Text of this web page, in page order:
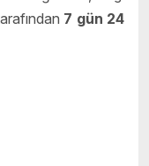
7 gün 24